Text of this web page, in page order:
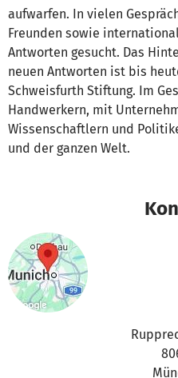
aufwarfen. In vielen
Freunden sowie
Antworten gesucht. Das
neuen Antworten ist bis
Schweisfurth Stiftung. Im
Handwerkern, mit
Wissenschaftlern und
und der ganzen Welt.